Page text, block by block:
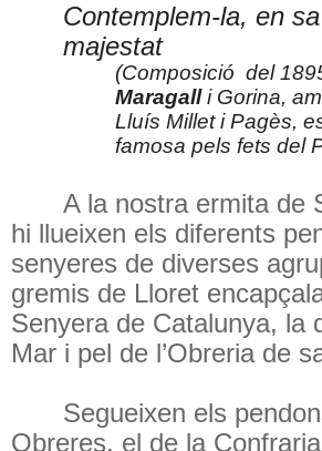
Contemplem-la, en
majestat
(Composició del
Maragalli Gorina,
Lluís Millet i Pagès,
famosa pels fets del
A la nostra ermita de
hi llueixen els diferents
senyeres de diverses
gremis de Lloret
Senyera de Catalunya, la
Mar i pel de l’Obreria de
Segueixen els
Obreres, el de la